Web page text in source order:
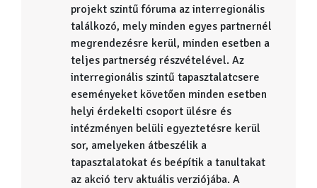
projekt szintű fóruma az interregionális
találkozó, mely minden egyes partnernél
megrendezésre kerül, minden esetben a
teljes partnerség részvételével. Az
interregionális szintű tapasztalatcsere
eseményeket követően minden esetben
helyi érdekelti csoport ülésre és
intézményen belüli egyeztetésre kerül
sor, amelyeken átbeszélik a
tapasztalatokat és beépítik a tanultakat
az akció terv aktuális verziójába. A